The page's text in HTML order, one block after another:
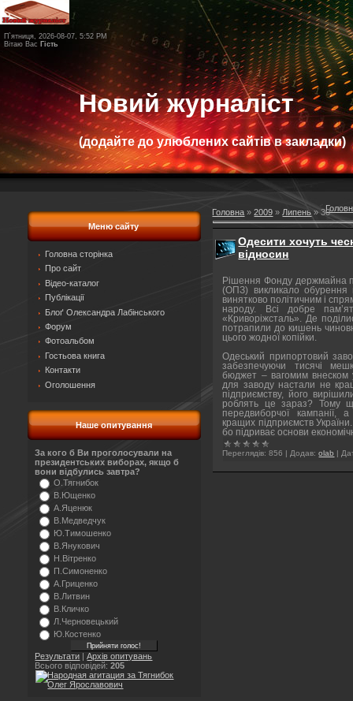
П`ятниця, 2026-08-07, 5:52 PM
Вітаю Вас Гість
Новий журналіст
(додайте до улюблених сайтів в закладки)
Меню сайту
Головна сторінка
Про сайт
Відео-каталог
Публікації
Блоґ Олександра Лабінського
Форум
Фотоальбом
Гостьова книга
Контакти
Оголошення
Наше опитування
За кого б Ви проголосували на
президентських виборах, якщо б
вони відбулись завтра?
О.Тягнибок
В.Ющенко
А.Яценюк
В.Медведчук
Ю.Тимошенко
В.Янукович
Н.Вітренко
П.Симоненко
А.Гриценко
В.Литвин
В.Кличко
Л.Черновецький
Ю.Костенко
Результати |Архів опитувань
Всього відповідей:205
Головна »2009 » Липень » 30
Одесити хочуть
відносин
Рішення Фонду держмайна
(ОПЗ) викликало обурення
винятково політичним і
народу. Всі добре
«Криворіжсталь». Де
потрапили до кишень
цього жодної копійки.
Одеський припортовий
забезпечуючи тисячі
бюджет – вагомим внеском
для заводу настали не
підприємству, його
роблять це зараз? Тому
передвиборчої
кращих підприємств
бо підриває основи
Переглядів: 856 | Додав: olab |